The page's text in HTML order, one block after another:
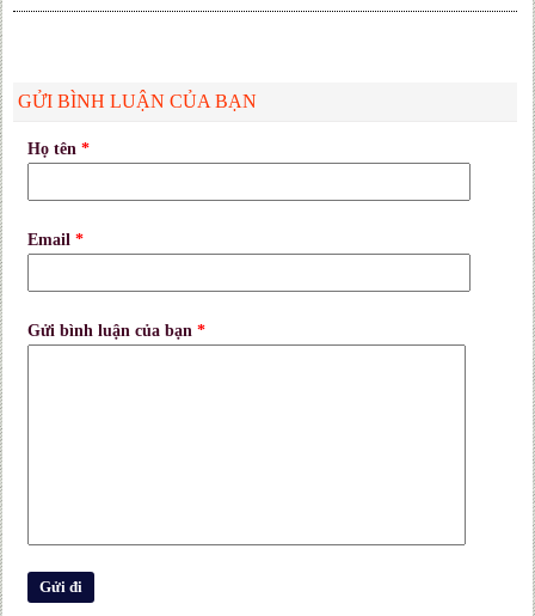
GỬI BÌNH LUẬN CỦA BẠN
Họ tên*
Email*
Gửi bình luận của bạn*